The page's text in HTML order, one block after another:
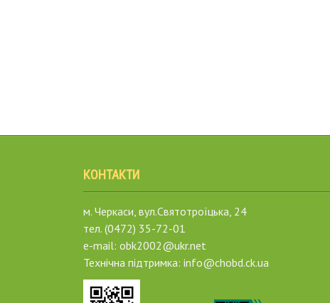
КОНТАКТИ
м. Черкаси, вул.Святотроїцька, 24
тел. (0472) 35-72-01
e-mail: obk2002@ukr.net
Технічна підтримка: info@chobd.ck.ua